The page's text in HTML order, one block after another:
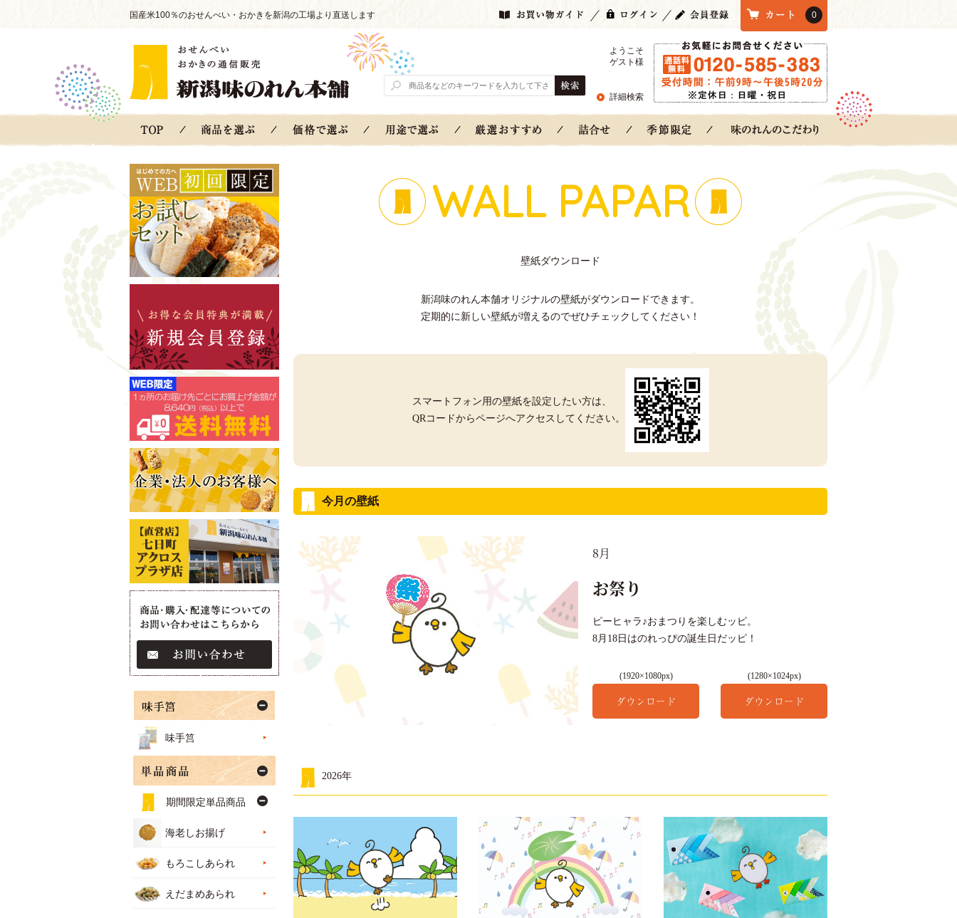
国産米100％のおせんべい・おかきを新潟の工場より直送します 0
ようこそ
ゲスト様
詳細検索
WALL PAPAR
壁紙ダウンロード
新潟味のれん本舗オリジナルの壁紙がダウンロードできます。
定期的に新しい壁紙が増えるのでぜひチェックしてください！
スマートフォン用の壁紙を設定したい方は、
QRコードからページへアクセスしてください。
今月の壁紙
8月
お祭り
ピーヒャラ♪おまつりを楽しむッピ。
8月18日はのれっぴの誕生日だッピ！
(1920×1080px)
ダウンロード
(1280×1024px)
ダウンロード
2026年
味手筥
期間限定単品商品
海老しお揚げ
もろこしあられ
えだまめあられ